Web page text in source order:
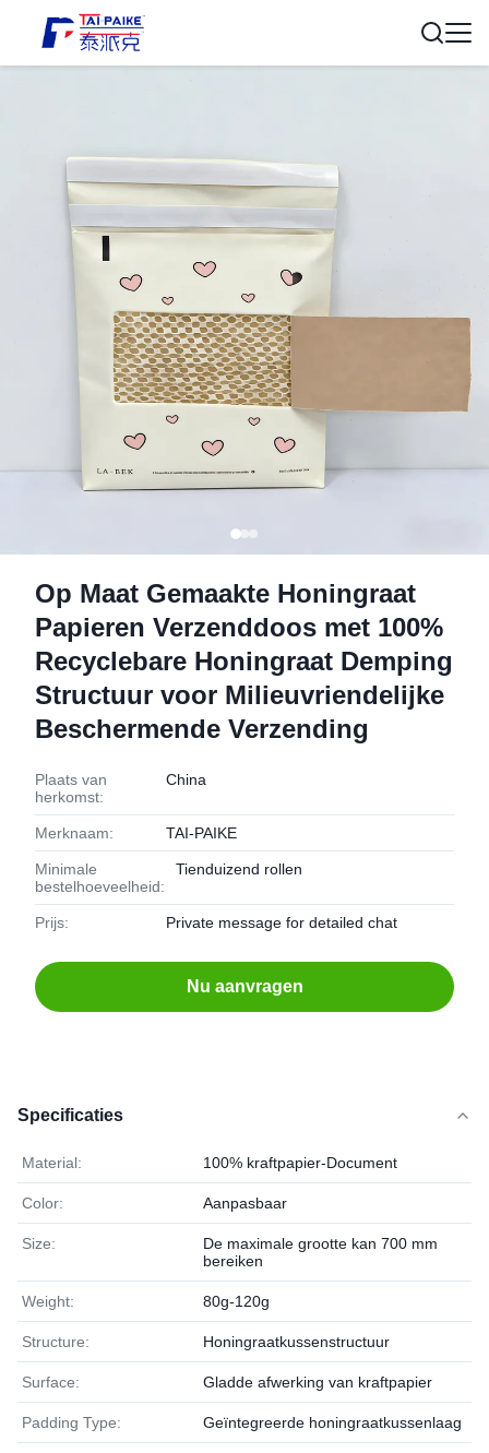
Op Maat Gemaakte Honingraat
Papieren Verzenddoos met 100%
Recyclebare Honingraat Demping
Structuur voor Milieuvriendelijke
Beschermende Verzending
Plaats van
herkomst:
China
Merknaam: TAI-PAIKE
Minimale
bestelhoeveelheid:
Tienduizend rollen
Prijs: Private message for detailed chat
Nu aanvragen
Specificaties
Material: 100% kraftpapier-Document
Color: Aanpasbaar
Size:
De maximale grootte kan 700 mm
bereiken
Weight: 80g-120g
Structure: Honingraatkussenstructuur
Surface: Gladde afwerking van kraftpapier
Padding Type: Geïntegreerde honingraatkussenlaag